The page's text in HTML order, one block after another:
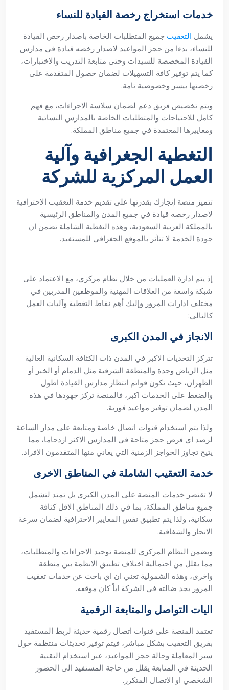
خدمات استخراج رخصة القيادة للنساء
يشمل التعقيب جميع المتطلبات الخاصة باصدار رخص القيادة
للنساء، بدءا من حجز المواعيد لاصدار رخصه قيادة في مدارس
القيادة المخصصة للسيدات وحتى متابعة التدريب والاختبارات،
كما يتم توفير كافة التسهيلات لضمان حصول المتقدمة على
رخصتها بيسر وخصوصية تامة.
ويتم تخصيص فريق دعم لضمان سلاسة الاجراءات، مع فهم
كامل للاحتياجات والمتطلبات الخاصة بالمدارس النسائية
ومعاييرها المعتمدة في جميع مناطق المملكة.
التغطية الجغرافية وآلية
العمل المركزية للشركة
تتميز منصة إنجازك بقدرتها على تقديم خدمة التعقيب الاحترافية
لاصدار رخصه قيادة في جميع المدن والمناطق الرئيسية
بالمملكة العربية السعودية، وهذه التغطية الشاملة تضمن ان
جودة الخدمة لا تتأثر بالموقع الجغرافي للمستفيد.
إذ يتم ادارة العمليات من خلال نظام مركزي، مع الاعتماد على
شبكة واسعة من العلاقات المهنية والموظفين المدربين في
مختلف ادارات المرور وإليك أهم نقاط التغطية وآليات العمل
كالتالي:
الانجاز في المدن الكبرى
تتركز التحديات الاكبر في المدن ذات الكثافة السكانية العالية
مثل الرياض وجدة والمنطقة الشرقية مثل الدمام أو الخبر أو
الظهران، حيث تكون قوائم انتظار مدارس القيادة اطول
والضغط على الخدمات اكبر، فالمنصة تركز جهودها في هذه
المدن لضمان توفير مواعيد فورية.
ولذا يتم استخدام قنوات اتصال خاصة ومتابعة على مدار الساعة
لرصد اي فرص حجز متاحة في المدارس الاكثر ازدحاما، مما
يتيح تجاوز الحواجز الزمنية التي يعاني منها المتقدمون الافراد.
خدمة التعقيب الشاملة في المناطق الاخرى
لا تقتصر خدمات المنصة على المدن الكبرى بل تمتد لتشمل
جميع مناطق المملكة، بما في ذلك المناطق الاقل كثافة
سكانية، ولذا يتم تطبيق نفس المعايير الاحترافية لضمان سرعة
الانجاز والشفافية.
ويضمن النظام المركزي للمنصة توحيد الاجراءات والمتطلبات،
مما يقلل من احتمالية اختلاف تطبيق الانظمة بين منطقة
واخرى، وهذه الشمولية تعني ان اي باحث عن خدمات تعقيب
المرور يجد ضالته في الشركة اياً كان موقعه.
اليات التواصل والمتابعة الرقمية
تعتمد المنصة على قنوات اتصال رقمية حديثة لربط المستفيد
بفريق التعقيب بشكل مباشر، فيتم توفير تحديثات منتظمة حول
سير المعاملة وحالة حجز المواعيد، عبر استخدام التقنية
الحديثة في المتابعة يقلل من حاجة المستفيد الى الحضور
الشخصي او الاتصال المتكرر.